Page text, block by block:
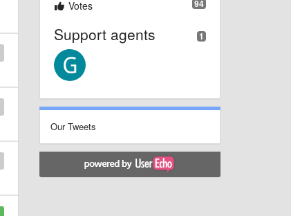
94
Votes
1
Support agents
Our Tweets